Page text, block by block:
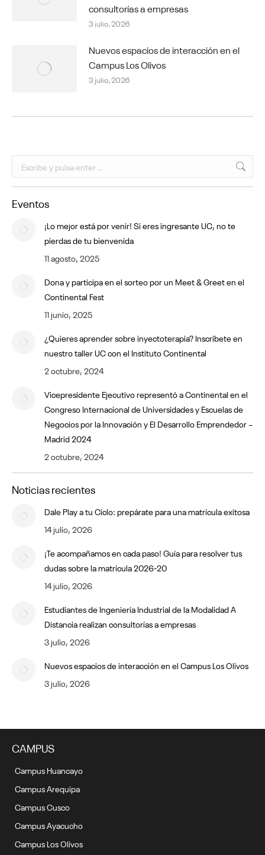
consultorías a empresas
3 julio, 2026
Nuevos espacios de interacción en el
Campus Los Olivos
3 julio, 2026
Buscar:
Eventos
¡Lo mejor está por venir! Si eres ingresante UC, no te
pierdas de tu bienvenida
11 agosto, 2025
Dona y participa en el sorteo por un Meet & Greet en el
Continental Fest
11 junio, 2025
¿Quieres aprender sobre inyectoterapia? Inscríbete en
nuestro taller UC con el Instituto Continental
2 octubre, 2024
Vicepresidente Ejecutivo representó a Continental en el
Congreso Internacional de Universidades y Escuelas de
Negocios por la Innovación y El Desarrollo Emprendedor –
Madrid 2024
2 octubre, 2024
Noticias recientes
Dale Play a tu Ciclo: prepárate para una matrícula exitosa
14 julio, 2026
¡Te acompañamos en cada paso! Guía para resolver tus
dudas sobre la matrícula 2026-20
14 julio, 2026
Estudiantes de Ingeniería Industrial de la Modalidad A
Distancia realizan consultorías a empresas
3 julio, 2026
Nuevos espacios de interacción en el Campus Los Olivos
3 julio, 2026
CAMPUS
Campus Huancayo
Campus Arequipa
Campus Cusco
Campus Ayacucho
Campus Los Olivos